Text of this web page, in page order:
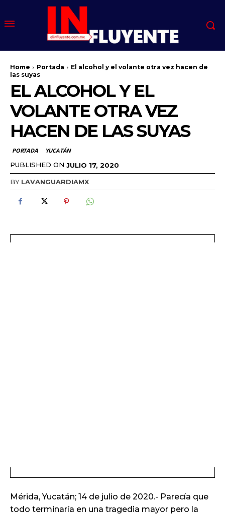
Home Portada
El alcohol y el volante otra vez hacen de
las suyas
EL ALCOHOL Y EL
VOLANTE OTRA VEZ
HACEN DE LAS SUYAS
PORTADA YUCATÁN
PUBLISHED ON JULIO 17, 2020
BY LAVANGUARDIAMX
Mérida, Yucatán; 14 de julio de 2020.- Parecía que
todo terminaría en una tragedia mayor pero la